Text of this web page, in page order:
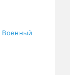
Военный